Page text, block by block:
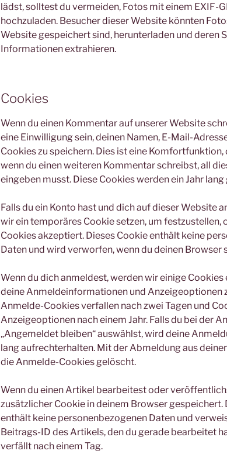
lädst, solltest du vermeiden, Fotos mit einem EXIF-
hochzuladen. Besucher dieser Website könnten
Website gespeichert sind, herunterladen und deren
Informationen extrahieren.
Cookies
Wenn du einen Kommentar auf unserer Website
eine Einwilligung sein, deinen Namen, E-Mail-
Cookies zu speichern. Dies ist eine Komfortfunktion,
wenn du einen weiteren Kommentar schreibst, all
eingeben musst. Diese Cookies werden ein Jahr
Falls du ein Konto hast und dich auf dieser Website
wir ein temporäres Cookie setzen, um festzustellen,
Cookies akzeptiert. Dieses Cookie enthält keine
Daten und wird verworfen, wenn du deinen Browser
Wenn du dich anmeldest, werden wir einige Cookies
deine Anmeldeinformationen und Anzeigeoptionen
Anmelde-Cookies verfallen nach zwei Tagen und
Anzeigeoptionen nach einem Jahr. Falls du bei der
„Angemeldet bleiben“ auswählst, wird deine
lang aufrechterhalten. Mit der Abmeldung aus
die Anmelde-Cookies gelöscht.
Wenn du einen Artikel bearbeitest oder
zusätzlicher Cookie in deinem Browser gespeichert.
enthält keine personenbezogenen Daten und
Beitrags-ID des Artikels, den du gerade bearbeitet
verfällt nach einem Tag.